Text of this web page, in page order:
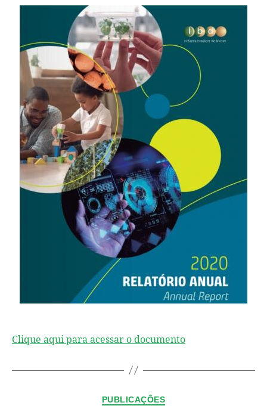
Clique aqui para acessar o documento
PUBLICAÇÕES